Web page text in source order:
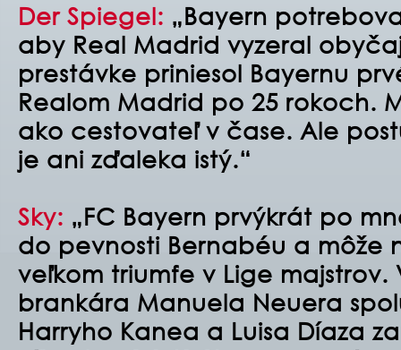
Der Spiegel: „Bayern
aby Real Madrid vyzeral
prestávke priniesol Bayernu
Realom Madrid po 25 rokoch.
ako cestovateľ v čase. Ale
je ani zďaleka istý.“
Sky: „FC Bayern prvýkrát po
do pevnosti Bernabéu a môže
veľkom triumfe v Lige majstrov.
brankára Manuela Neuera
Harryho Kanea a Luisa Díaza